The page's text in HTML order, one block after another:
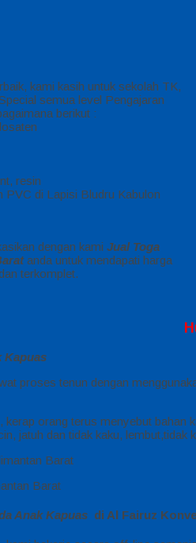
kami kasih untuk sekolah TK,
semua level Pengajaran
berikut :
resin
PVC di Lapisi Bludru Kabulon
dengan kami Jual Toga
anda untuk mendapati harga
terkomplet.
Kapuas
proses tenun dengan
orang terus menyebut
jatuh dan tidak kaku, lembut,tidak
Barat
Anak Kapuas di Al Fairuz